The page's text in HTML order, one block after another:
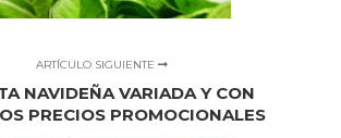
ARTÍCULO SIGUIENTE
NAVIDEÑA VARIADA Y CON
PRECIOS PROMOCIONALES